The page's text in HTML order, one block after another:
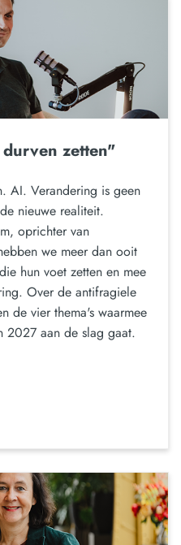
zetten"
AI. Verandering is geen
nieuwe realiteit.
oprichter van
we meer dan ooit
hun voet zetten en mee
Over de antifragiele
de vier thema's waarmee
2027 aan de slag gaat.